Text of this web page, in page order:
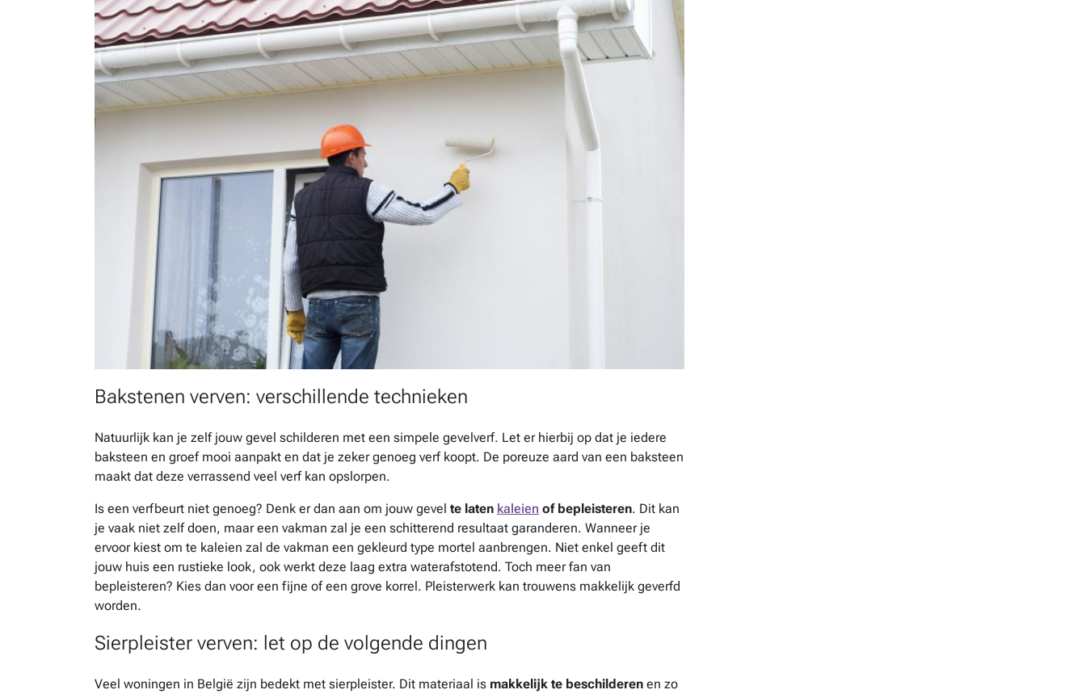
Bakstenen verven: verschillende technieken
Natuurlijk kan je zelf jouw gevel schilderen met een simpele gevelverf. Let er hierbij op dat je iedere
baksteen en groef mooi aanpakt en dat je zeker genoeg verf koopt. De poreuze aard van een baksteen
maakt dat deze verrassend veel verf kan opslorpen.
Is een verfbeurt niet genoeg? Denk er dan aan om jouw gevel te laten kaleien of bepleisteren. Dit kan
je vaak niet zelf doen, maar een vakman zal je een schitterend resultaat garanderen. Wanneer je
ervoor kiest om te kaleien zal de vakman een gekleurd type mortel aanbrengen. Niet enkel geeft dit
jouw huis een rustieke look, ook werkt deze laag extra waterafstotend. Toch meer fan van
bepleisteren? Kies dan voor een fijne of een grove korrel. Pleisterwerk kan trouwens makkelijk geverfd
worden.
Sierpleister verven: let op de volgende dingen
Veel woningen in België zijn bedekt met sierpleister. Dit materiaal is makkelijk te beschilderen en zo